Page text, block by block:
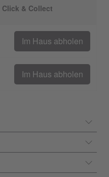
Click & Collect
Im Haus abholen
Im Haus abholen